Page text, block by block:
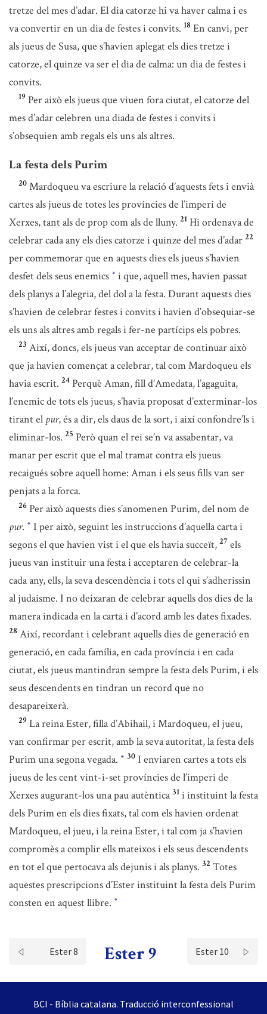
tretze del mes d’adar. El dia catorze hi va haver calma i es
va convertir en un dia de festes i convits. 18 En canvi, per
als jueus de Susa, que s’havien aplegat els dies tretze i
catorze, el quinze va ser el dia de calma: un dia de festes i
convits.
19 Per això els jueus que viuen fora ciutat, el catorze del
mes d’adar celebren una diada de festes i convits i
s’obsequien amb regals els uns als altres.
La festa dels Purim
20 Mardoqueu va escriure la relació d’aquests fets i envià
cartes als jueus de totes les províncies de l’imperi de
Xerxes, tant als de prop com als de lluny. 21 Hi ordenava de
celebrar cada any els dies catorze i quinze del mes d’adar 22
per commemorar que en aquests dies els jueus s’havien
desfet dels seus enemics * i que, aquell mes, havien passat
dels planys a l’alegria, del dol a la festa. Durant aquests dies
s’havien de celebrar festes i convits i havien d’obsequiar-se
els uns als altres amb regals i fer-ne partícips els pobres.
23 Així, doncs, els jueus van acceptar de continuar això
que ja havien començat a celebrar, tal com Mardoqueu els
havia escrit. 24 Perquè Aman, fill d’Amedata, l’agaguita,
l’enemic de tots els jueus, s’havia proposat d’exterminar-los
tirant el pur, és a dir, els daus de la sort, i així confondre’ls i
eliminar-los. 25 Però quan el rei se’n va assabentar, va
manar per escrit que el mal tramat contra els jueus
recaigués sobre aquell home: Aman i els seus fills van ser
penjats a la forca.
26 Per això aquests dies s’anomenen Purim, del nom de
pur. * I per això, seguint les instruccions d’aquella carta i
segons el que havien vist i el que els havia succeït, 27 els
jueus van instituir una festa i acceptaren de celebrar-la
cada any, ells, la seva descendència i tots el qui s’adherissin
al judaisme. I no deixaran de celebrar aquells dos dies de la
manera indicada en la carta i d’acord amb les dates fixades.
28 Així, recordant i celebrant aquells dies de generació en
generació, en cada família, en cada província i en cada
ciutat, els jueus mantindran sempre la festa dels Purim, i els
seus descendents en tindran un record que no
desapareixerà.
29 La reina Ester, filla d’Abihail, i Mardoqueu, el jueu,
van confirmar per escrit, amb la seva autoritat, la festa dels
Purim una segona vegada. * 30 I enviaren cartes a tots els
jueus de les cent vint-i-set províncies de l’imperi de
Xerxes augurant-los una pau autèntica 31 i instituint la festa
dels Purim en els dies fixats, tal com els havien ordenat
Mardoqueu, el jueu, i la reina Ester, i tal com ja s’havien
compromès a complir ells mateixos i els seus descendents
en tot el que pertocava als dejunis i als planys. 32 Totes
aquestes prescripcions d’Ester instituint la festa dels Purim
consten en aquest llibre. *
Ester 8 Ester 9 Ester 10
BCI - Bíblia catalana. Traducció interconfessional